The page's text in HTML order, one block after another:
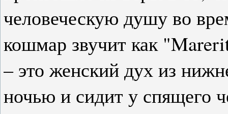
человеческую душу во
кошмар звучит как
– это женский дух из
ночью и сидит у спящего